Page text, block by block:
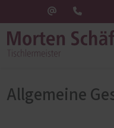
Allgemeine